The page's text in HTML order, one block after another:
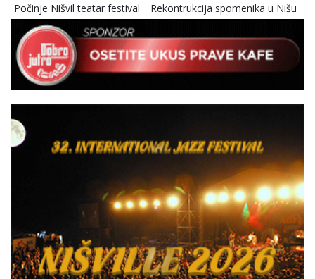
Počinje Nišvil teatar festival
Rekontrukcija spomenika u Nišu